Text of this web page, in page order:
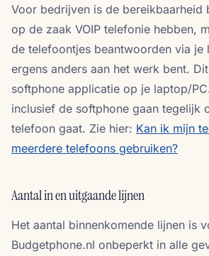
Voor bedrijven is de bereikbaarheid
op de zaak VOIP telefonie hebben,
de telefoontjes beantwoorden via je
ergens anders aan het werk bent.
softphone applicatie op je laptop/
inclusief de softphone gaan tegelijk
telefoon gaat. Zie hier: Kan ik mijn
meerdere telefoons gebruiken?
Aantal in en uitgaande lijnen
Het aantal binnenkomende lijnen is
Budgetphone.nl onbeperkt in alle